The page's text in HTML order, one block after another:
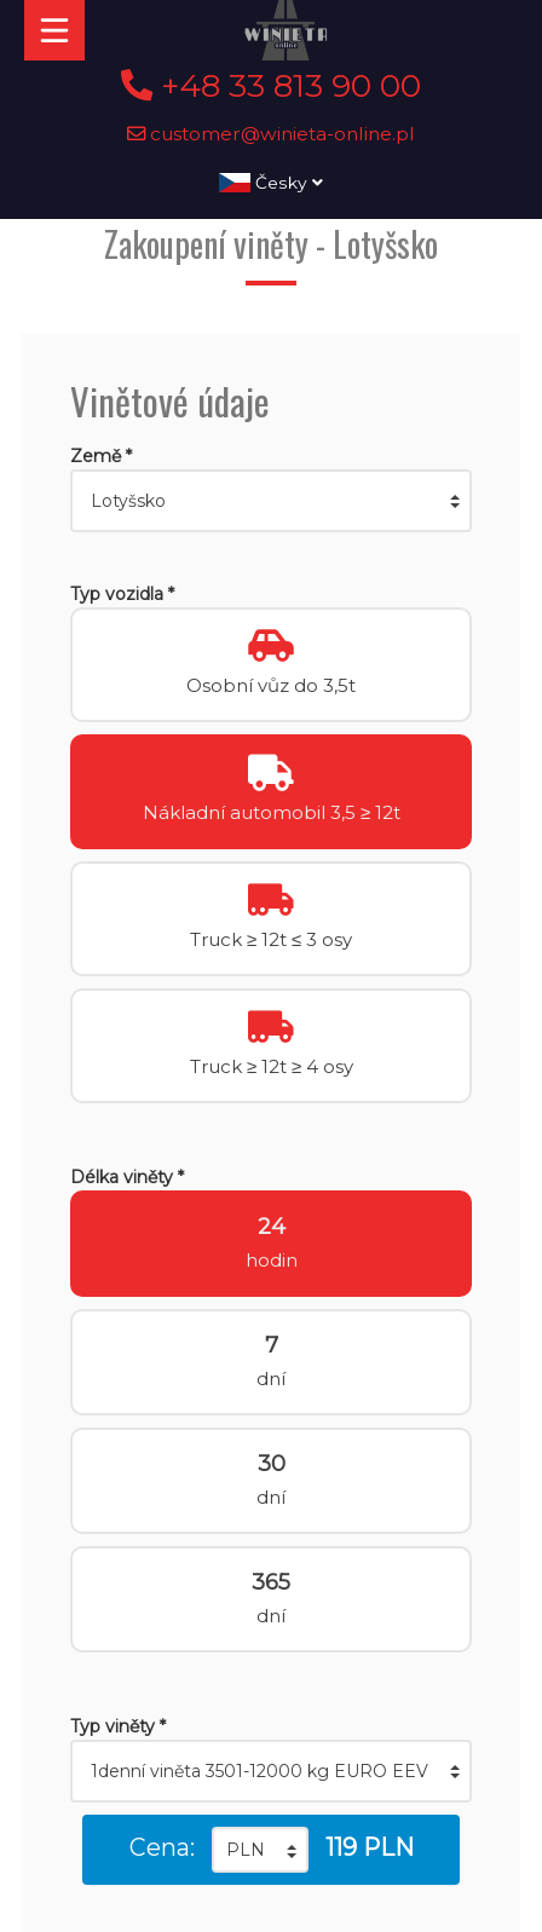
+48 33 813 90 00
customer@winieta-online.pl
Česky
Zakoupení viněty - Lotyšsko
Vinětové údaje
Země *
Typ vozidla *
Osobní vůz do 3,5t
Nákladní automobil 3,5 ≥ 12t
Truck ≥ 12t ≤ 3 osy
Truck ≥ 12t ≥ 4 osy
Délka viněty *
24
hodin
7
dní
30
dní
365
dní
Typ viněty *
Cena: 119 PLN